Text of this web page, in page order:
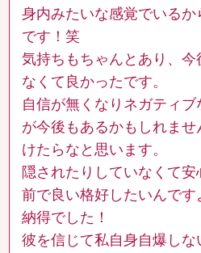
身内みたいな感覚でいる
です！笑
気持ちもちゃんとあり、
なくて良かったです。
自信が無くなりネガティ
が今後もあるかもしれま
けたらなと思います。
隠されたりしていなくて
前で良い格好したいんで
納得でした！
彼を信じて私自身自爆し